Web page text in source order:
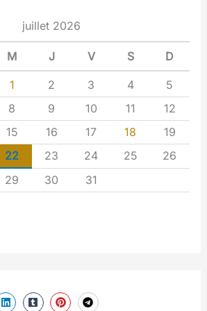
juillet 2026
M J V S D
1 2 3 4
5
8 9 10 11
12
15 16 17 18
19
22 23 24 25
26
29 30 31